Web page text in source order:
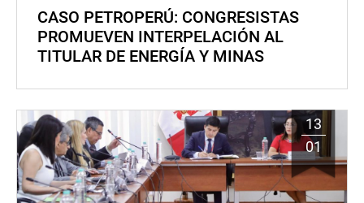
CASO PETROPERÚ: CONGRESISTAS
PROMUEVEN INTERPELACIÓN AL
TITULAR DE ENERGÍA Y MINAS
13
01